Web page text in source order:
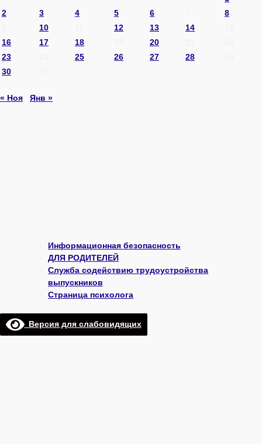
2
3 4 5 6
8
10 12 13 14
16
17 18 20
23
25 26 27 28
30
« Ноя Янв »
Информационная безопасность
ДЛЯ РОДИТЕЛЕЙ
Служба содействию трудоустройства
выпускников
Страница психолога
Версия для слабовидящих